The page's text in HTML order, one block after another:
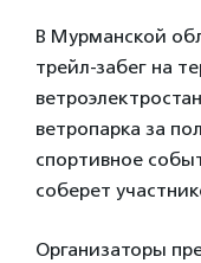
В Мурманской
трейл-забег на
ветропарка за
спортивное
соберет
Организаторы